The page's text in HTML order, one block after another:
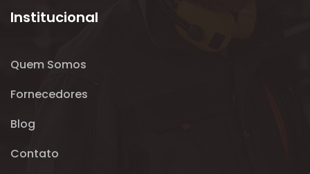
Institucional
Quem Somos
Fornecedores
Blog
Contato